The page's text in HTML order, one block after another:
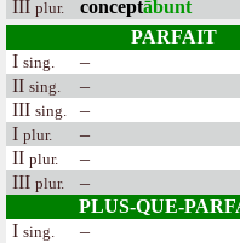
III plur. conceptābunt
PARFAIT
I sing.
–
II sing.
–
III sing.
–
I plur.
–
II plur.
–
III plur.
–
PLUS-QUE-
I sing.
–